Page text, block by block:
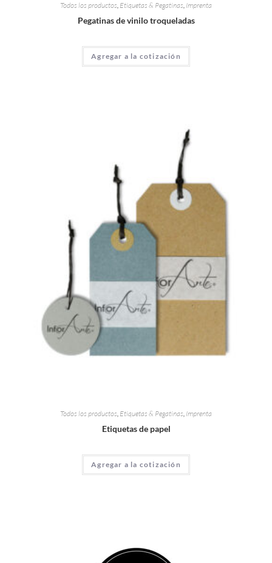
Todos los productos, Etiquetas & Pegatinas, Imprenta
Pegatinas de vinilo troqueladas
Agregar a la cotización
Todos los productos Etiquetas & Pegatinas Imprenta
Etiquetas de papel
Agregar a la cotización